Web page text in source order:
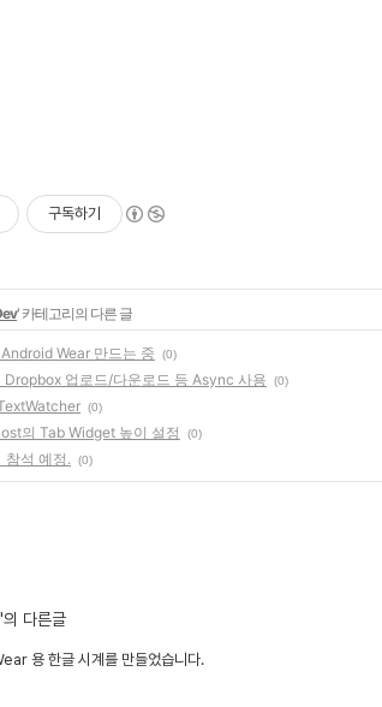
구독하기
' 카테고리의 다른 글
Wear 만드는 중 (0)
Dropbox 업로드/다운로드 등 Async 사용 (0)
(0)
의 Tab Widget 높이 설정 (0)
참석 예정. (0)
다른글
용 한글 시계를 만들었습니다.